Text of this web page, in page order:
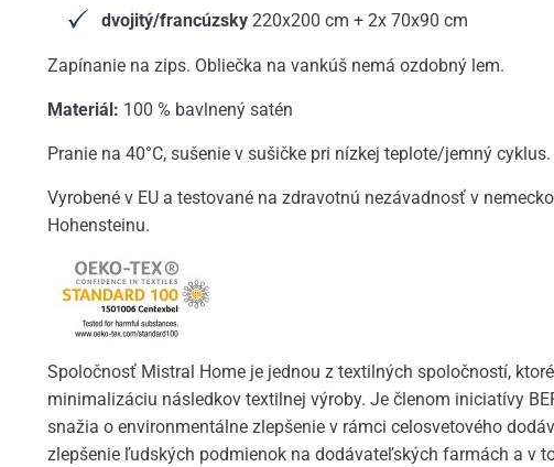
dvojitý/francúzsky220x200 cm + 2x 70x90 cm
Zapínanie na zips. Obliečka na vankúš nemá ozdobný lem.
Materiál: 100 % bavlnený satén
Pranie na 40°C, sušenie v sušičke pri nízkej teplote/jemný cyklus.
Vyrobené v EU a testované na zdravotnú nezávadnosť v
Hohensteinu.
Spoločnosť Mistral Home je jednou z textilných spoločností,
minimalizáciu následkov textilnej výroby. Je členom iniciatívy
snažia o environmentálne zlepšenie v rámci celosvetového
zlepšenie ľudských podmienok na dodávateľských farmách a v